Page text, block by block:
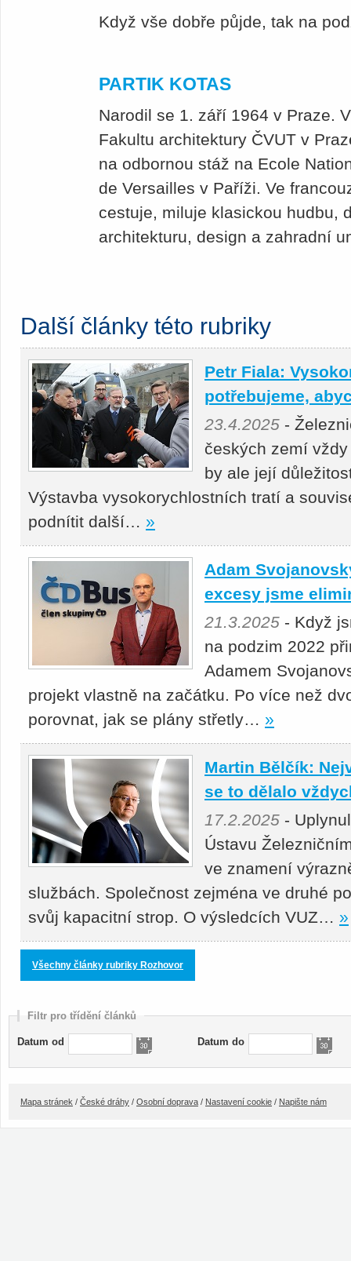
Když vše dobře půjde, tak na
PARTIK KOTAS
Narodil se 1. září 1964 v Praze.
Fakultu architektury ČVUT v
na odbornou stáž na Ecole
de Versailles v Paříži. Ve
cestuje, miluje klasickou hudbu,
architekturu, design a zahradní
Další články této rubriky
Petr Fiala:
potřebujeme,
23.4.2025 -
českých zemí
by ale její
Výstavba vysokorychlostních tratí a
podnítit další… »
Adam
excesy jsme
21.3.2025 - Když
na podzim 2022
Adamem
projekt vlastně na začátku. Po více než
porovnat, jak se plány střetly… »
Martin Bělčík:
se to dělalo
17.2.2025 -
Ústavu
ve znamení
službách. Společnost zejména ve druhé
svůj kapacitní strop. O výsledcích VUZ… »
Všechny články rubriky Rozhovor
Filtr pro třídění článků
Datum od Datum do
Mapa stránek / České dráhy / Osobní doprava / Nastavení cookie / Napište nám